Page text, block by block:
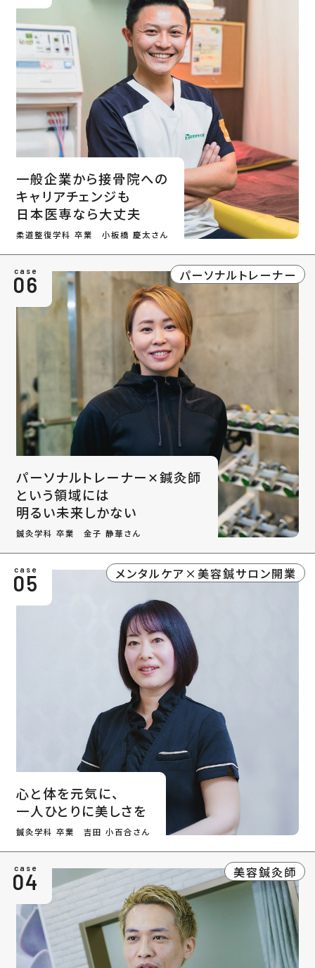
一般企業から接骨院への
キャリアチェンジも
日本医専なら大丈夫
柔道整復学科 卒業 小板橋 慶太さん
case
06 パーソナルトレーナー
パーソナルトレーナー✕鍼灸師
という領域には
明るい未来しかない
鍼灸学科 卒業 金子 静華さん
case
05 メンタルケア×美容鍼サロン開業
心と体を元気に、
一人ひとりに美しさを
鍼灸学科 卒業 吉田 小百合さん
case
04 美容鍼灸師